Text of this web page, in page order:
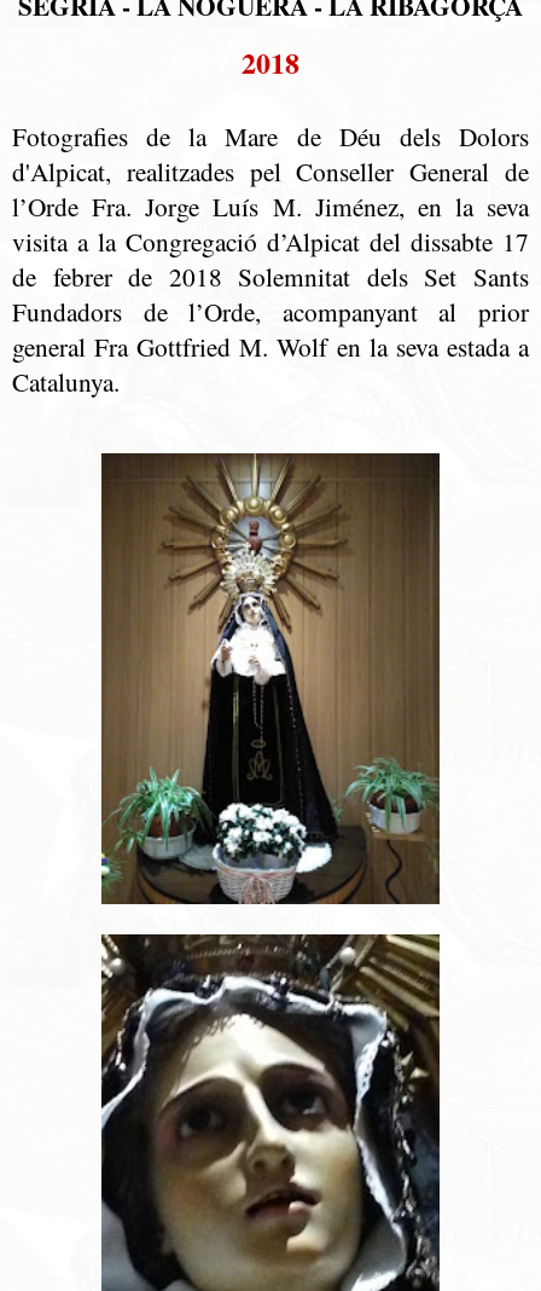
2018
Fotografies de la Mare de Déu dels Dolors
d'Alpicat, realitzades pel Conseller General de
l’Orde Fra. Jorge Luís M. Jiménez, en la seva
visita a la Congregació d’Alpicat del dissabte 17
de febrer de 2018 Solemnitat dels Set Sants
Fundadors de l’Orde, acompanyant al prior
general Fra Gottfried M. Wolf en la seva estada a
Catalunya.